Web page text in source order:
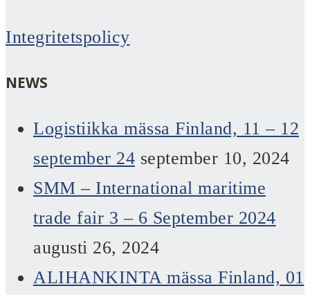
Integritetspolicy
NEWS
Logistiikka mässa Finland, 11 – 12
september 24 september 10, 2024
SMM – International maritime
trade fair 3 – 6 September 2024
augusti 26, 2024
ALIHANKINTA mässa Finland, 01